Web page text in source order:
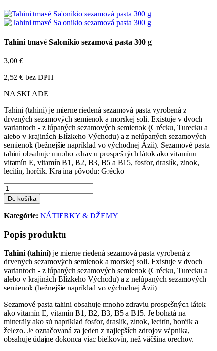
Tahini tmavé Salonikio sezamová pasta 300 g
3,00 €
2,52 € bez DPH
NA SKLADE
Tahini (tahini) je mierne riedená sezamová pasta vyrobená z
drvených sezamových semienok a morskej soli. Existuje v dvoch
variantoch - z lúpaných sezamových semienok (Grécku, Turecku a
alebo v krajinách Blízkeho Východu) a z nelúpaných sezamových
semienok (bežnejšie napríklad vo východnej Ázii). Sezamové pasta
tahini obsahuje mnoho zdraviu prospešných látok ako vitamínu
vitamín E, vitamín B1, B2, B3, B5 a B15, fosfor, draslík, zinok,
lecitín, horčík. Krajina pôvodu: Grécko
Do košíka
Kategórie: NÁTIERKY & DŽEMY
Popis produktu
Tahini (tahini) je mierne riedená sezamová pasta vyrobená z
drvených sezamových semienok a morskej soli. Existuje v dvoch
variantoch - z lúpaných sezamových semienok (Grécku, Turecku a
alebo v krajinách Blízkeho Východu) a z nelúpaných sezamových
semienok (bežnejšie napríklad vo východnej Ázii).
Sezamové pasta tahini obsahuje mnoho zdraviu prospešných látok
ako vitamín E, vitamín B1, B2, B3, B5 a B15. Je bohatá na
minerály ako sú napríklad fosfor, draslík, zinok, lecitín, horčík a
železo. Je označovaná za jeden z najlepších zdrojov vápnika,
obsahuje údajne dokonca viac bielkovín, než väčšina orechov.